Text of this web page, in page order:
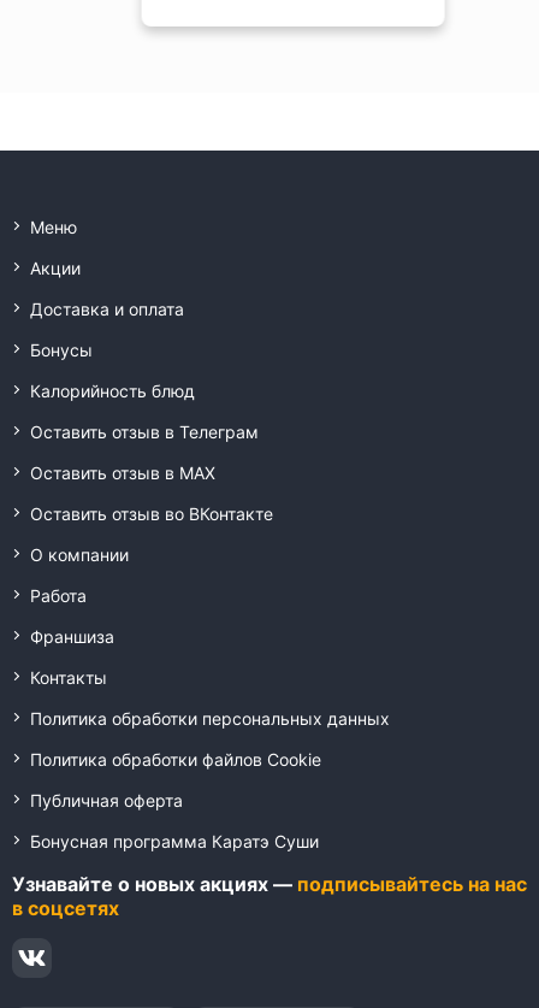
Меню
Акции
Доставка и оплата
Бонусы
Калорийность блюд
Оставить отзыв в Телеграм
Оставить отзыв в MAX
Оставить отзыв во ВКонтакте
О компании
Работа
Франшиза
Контакты
Политика обработки персональных данных
Политика обработки файлов Cookie
Публичная оферта
Бонусная программа Каратэ Суши
Узнавайте о новых акциях — подписывайтесь на нас
в соцсетях